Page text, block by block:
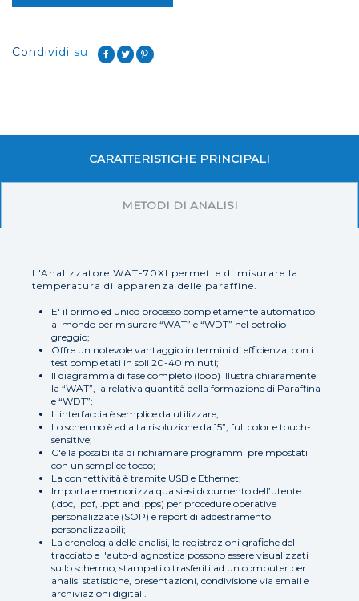
Condividi su
CARATTERISTICHE PRINCIPALI
METODI DI ANALISI
L'Analizzatore WAT-70XI permette di misurare la
temperatura di apparenza delle paraffine.
E' il primo ed unico processo completamente automatico
al mondo per misurare “WAT” e “WDT” nel petrolio
greggio;
Offre un notevole vantaggio in termini di efficienza, con i
test completati in soli 20-40 minuti;
Il diagramma di fase completo (loop) illustra chiaramente
la “WAT”, la relativa quantità della formazione di Paraffina
e “WDT”;
L'interfaccia è semplice da utilizzare;
Lo schermo è ad alta risoluzione da 15”, full color e touch-
sensitive;
C'è la possibilità di richiamare programmi preimpostati
con un semplice tocco;
La connettività è tramite USB e Ethernet;
Importa e memorizza qualsiasi documento dell’utente
(.doc, .pdf, .ppt and .pps) per procedure operative
personalizzate (SOP) e report di addestramento
personalizzabili;
La cronologia delle analisi, le registrazioni grafiche del
tracciato e l'auto-diagnostica possono essere visualizzati
sullo schermo, stampati o trasferiti ad un computer per
analisi statistiche, presentazioni, condivisione via email e
archiviazioni digitali.